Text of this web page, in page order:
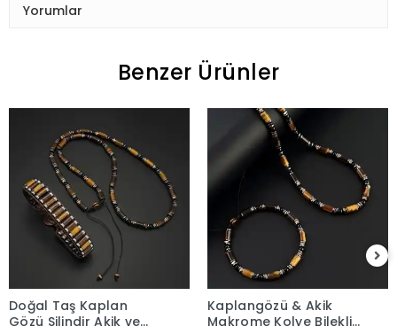
Yorumlar
Benzer Ürünler
Doğal Taş Kaplan
Gözü Silindir Akik ve
Kaplangözü & Akik
Makrome Kolye Bileklik